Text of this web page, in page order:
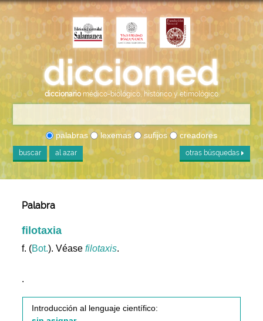
diccionario médico-biológico, histórico y etimológico
palabras lexemas sufijos creadores
buscar al azar otras búsquedas
Palabra
filotaxia
f. (Bot.). Véasefilotaxis.
.
Introducción al lenguaje científico: